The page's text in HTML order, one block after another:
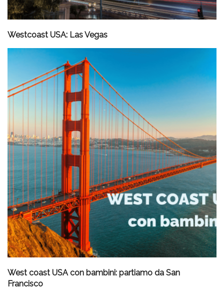
Westcoast USA: Las Vegas
West coast USA con bambini: partiamo da San
Francisco